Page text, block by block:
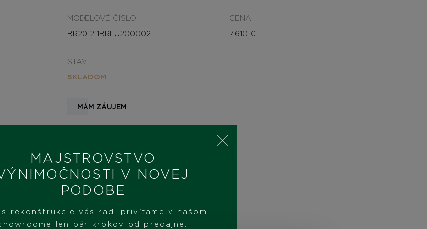
MODELOVÉ ČÍSLO
BR201211BRLU200002
CENA
7.610 €
STAV
SKLADOM
MÁM ZÁUJEM
MAJSTROVSTVO
V NOVEJ
PODOBE
rekonštrukcie vás radi privítame v našom
len pár krokov od predajne.